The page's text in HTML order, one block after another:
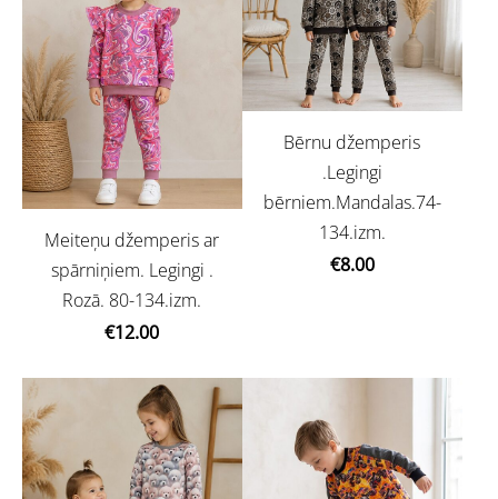
Meiteņu džemperis ar
spārniņiem. Legingi .
Rozā. 80-134.izm.
€12.00
Bērnu džemperis
.Legingi
bērniem.Mandalas.74-
134.izm.
€8.00